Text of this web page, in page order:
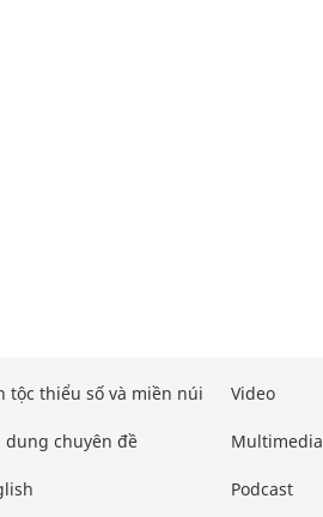
tộc thiểu số và miền núi
dung chuyên đề
Video
Multimedia
Podcast